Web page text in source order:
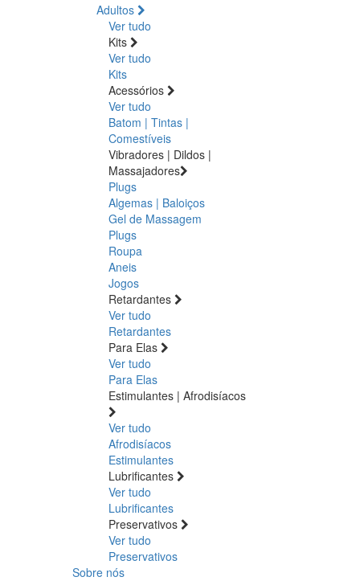
Adultos
Ver tudo
Kits
Ver tudo
Kits
Acessórios
Ver tudo
Batom | Tintas |
Comestíveis
Vibradores | Dildos |
Massajadores
Plugs
Algemas | Baloiços
Gel de Massagem
Plugs
Roupa
Aneis
Jogos
Retardantes
Ver tudo
Retardantes
Para Elas
Ver tudo
Para Elas
Estimulantes | Afrodisíacos
Ver tudo
Afrodisíacos
Estimulantes
Lubrificantes
Ver tudo
Lubrificantes
Preservativos
Ver tudo
Preservativos
Sobre nós